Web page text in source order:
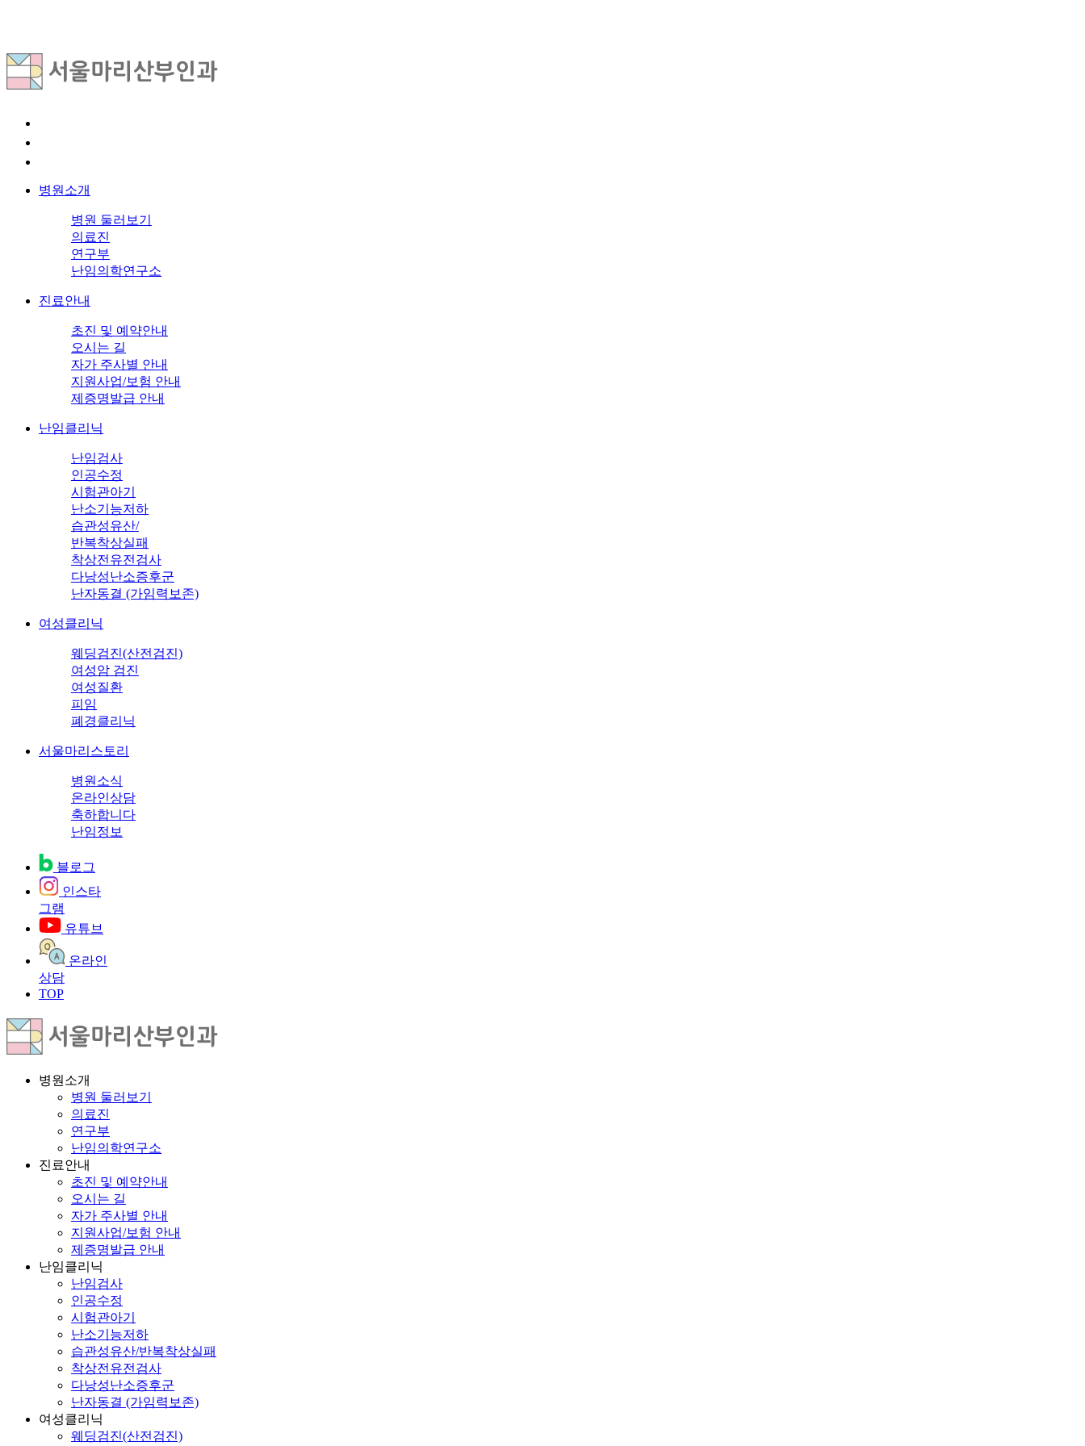
병원소개
병원 둘러보기
의료진
연구부
난임의학연구소
진료안내
초진 및 예약안내
오시는 길
자가 주사별 안내
지원사업/보험 안내
제증명발급 안내
난임클리닉
난임검사
인공수정
시험관아기
난소기능저하
습관성유산/
반복착상실패
착상전유전검사
다낭성난소증후군
난자동결 (가임력보존)
여성클리닉
웨딩검진(산전검진)
여성암 검진
여성질환
피임
폐경클리닉
서울마리스토리
병원소식
온라인상담
축하합니다
난임정보
블로그
인스타
그램
유튜브
온라인
상담
TOP
병원소개
병원 둘러보기
의료진
연구부
난임의학연구소
진료안내
초진 및 예약안내
오시는 길
자가 주사별 안내
지원사업/보험 안내
제증명발급 안내
난임클리닉
난임검사
인공수정
시험관아기
난소기능저하
습관성유산/반복착상실패
착상전유전검사
다낭성난소증후군
난자동결 (가임력보존)
여성클리닉
웨딩검진(산전검진)